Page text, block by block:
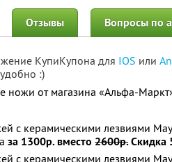
Отзывы Вопросы по
КупиКупона для IOS или
:)
ножи от магазина «Альфа-
с керамическими лезвиями
за 1300р. вместо 2600р.Скидка
с керамическими лезвиями